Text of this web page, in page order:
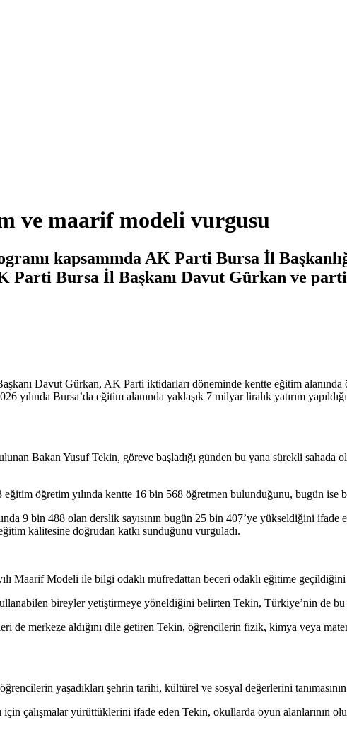
ve maarif modeli vurgusu
kapsamında AK Parti Bursa İl
Parti Bursa İl Başkanı Davut Gürkan ve
Davut Gürkan, AK Parti iktidarları döneminde kentte eğitim
yılında Bursa’da eğitim alanında yaklaşık 7 milyar liralık yatırım
Bakan Yusuf Tekin, göreve başladığı günden bu yana sürekli sahada
öğretim yılında kentte 16 bin 568 öğretmen bulunduğunu, bugün ise bu
9 bin 488 olan derslik sayısının bugün 25 bin 407’ye yükseldiğini ifade
kalitesine doğrudan katkı sunduğunu vurguladı.
Maarif Modeli ile bilgi odaklı müfredattan beceri odaklı eğitime
bireyler yetiştirmeye yöneldiğini belirten Tekin, Türkiye’nin de bu
de merkeze aldığını dile getiren Tekin, öğrencilerin fizik, kimya veya
yaşadıkları şehrin tarihi, kültürel ve sosyal değerlerini
için çalışmalar yürüttüklerini ifade eden Tekin, okullarda oyun